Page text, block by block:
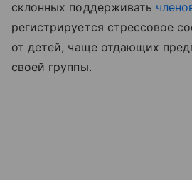
склонных поддерживать
регистрируется стрессовое
от детей, чаще отдающих
своей группы.